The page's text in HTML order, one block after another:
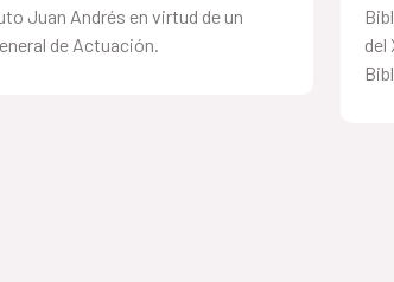
Juan Andrés en virtud de un
de Actuación.
del